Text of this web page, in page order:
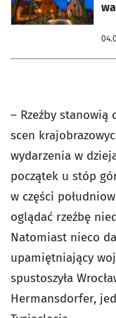
– Rzeźby stanowią
scen
wydarzenia w
początek u stóp
w części
oglądać rzeźbę
Natomiast nieco
upamiętniający
spustoszyła
Hermansdorfer,